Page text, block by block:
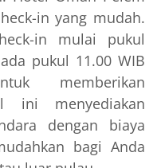
in yang mudah.
in mulai pukul
pukul 11.00 WIB
memberikan
ini menyediakan
dengan biaya
bagi Anda